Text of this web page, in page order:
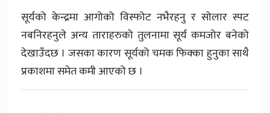
सूर्यको केन्द्रमा आगोको विस्फोट नभैरहनु र सोलार स्पट
नबनिरहनुले अन्य ताराहरुको तुलनामा सूर्य कमजोर बनेको
देखाउँदछ । जसका कारण सूर्यको चमक फिक्का हुनुका साथै
प्रकाशमा समेत कमी आएको छ ।